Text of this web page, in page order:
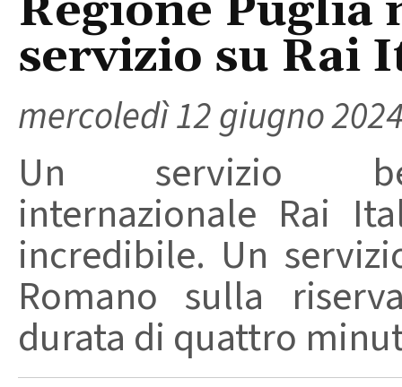
Regione Puglia
servizio su Rai
mercoledì 12 giugno
Un servizio
internazionale Rai
incredibile. Un
Romano sulla
durata di quattro